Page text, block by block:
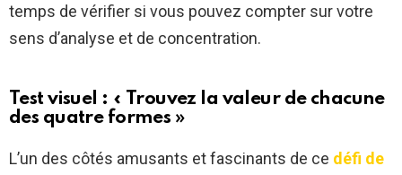
temps de vérifier si vous pouvez compter sur votre
sens d’analyse et de concentration.
Test visuel : « Trouvez la valeur de chacune
des quatre formes »
L’un des côtés amusants et fascinants de ce défi de